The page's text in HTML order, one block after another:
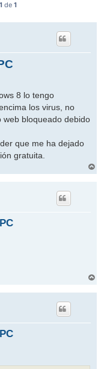
1 de 1
8 lo tengo
los virus, no
web bloqueado debido
que me ha dejado
gratuita.
r
r